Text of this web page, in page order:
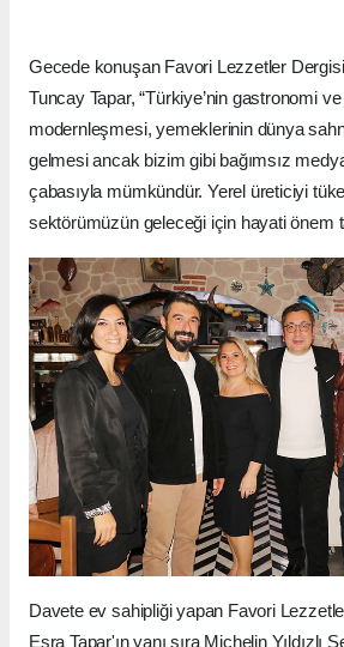
Gecede konuşan Favori Lezzetler
Tuncay Tapar, “Türkiye’nin gastronomi
modernleşmesi, yemeklerinin dünya
gelmesi ancak bizim gibi bağımsız
çabasıyla mümkündür. Yerel üreticiyi
sektörümüzün geleceği için hayati önem
Davete ev sahipliği yapan Favori
Esra Tapar'ın yanı sıra Michelin Yıldızlı